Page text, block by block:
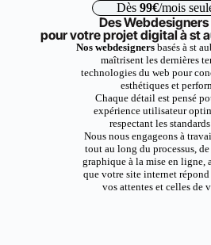
Dès 99€/mois
Des
pour votre projet digital à st
Nos webdesigners basés à st
maîtrisent les dernières
technologies du web pour
esthétiques et
Chaque détail est pensé
expérience utilisateur
respectant les
Nous nous engageons à
tout au long du processus,
graphique à la mise en ligne,
que votre site internet
vos attentes et celles de